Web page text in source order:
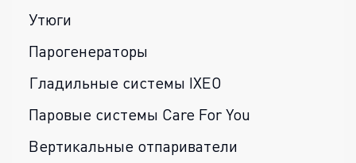
Утюги
Парогенераторы
Гладильные системы IXEO
Паровые системы Care For You
Вертикальные отпариватели